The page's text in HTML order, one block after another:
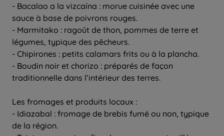
- Bacalao a la vizcaína : morue cuisinée avec une
sauce à base de poivrons rouges.
- Marmitako : ragoût de thon, pommes de terre et
légumes, typique des pêcheurs.
- Chipirones : petits calamars frits ou à la plancha.
- Boudin noir et chorizo : préparés de façon
traditionnelle dans l’intérieur des terres.
Les fromages et produits locaux :
- Idiazabal : fromage de brebis fumé ou non, typique
de la région.